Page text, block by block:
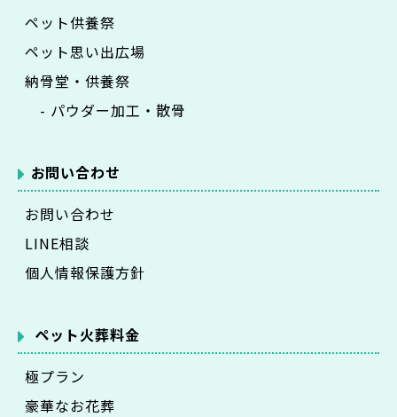
ペット供養祭
ペット思い出広場
納骨堂・供養祭
- パウダー加工・散骨
お問い合わせ
お問い合わせ
LINE相談
個人情報保護方針
ペット火葬料金
極プラン
豪華なお花葬